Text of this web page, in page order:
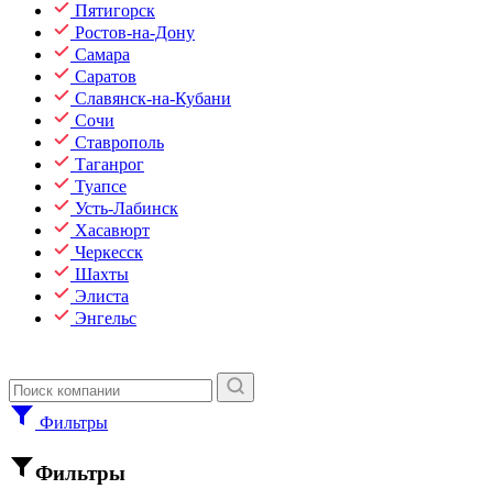
Пятигорск
Ростов-на-Дону
Самара
Саратов
Славянск-на-Кубани
Сочи
Ставрополь
Таганрог
Туапсе
Усть-Лабинск
Хасавюрт
Черкесск
Шахты
Элиста
Энгельс
Фильтры
Фильтры